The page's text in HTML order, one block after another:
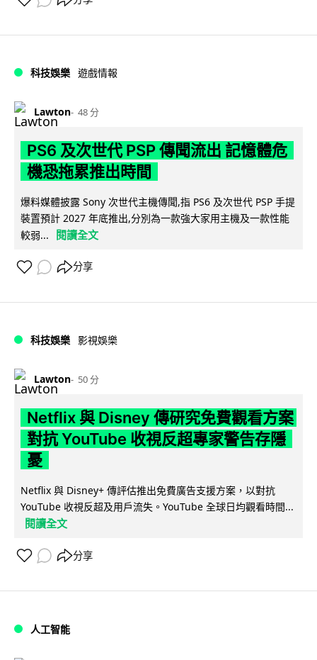
科技娛樂 遊戲情報
Lawton 48 分
PS6 及次世代 PSP 傳聞流出 記憶體危
機恐拖累推出時間
爆料媒體披露 Sony 次世代主機傳聞,指 PS6 及次世代 PSP 手提
裝置預計 2027 年底推出,分別為一款強大家用主機及一款性能
較弱...
閱讀全文
分享
科技娛樂 影視娛樂
Lawton 50 分
Netflix 與 Disney 傳研究免費觀看方案
對抗 YouTube 收視反超專家警告存隱
憂
Netflix 與 Disney+ 傳評估推出免費廣告支援方案，以對抗
YouTube 收視反超及用戶流失。YouTube 全球日均觀看時間...
閱讀全文
分享
人工智能